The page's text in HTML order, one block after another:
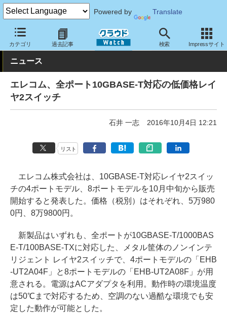
Powered by Translate
カテゴリ 過去記事 検索 Impressサイト
クラウド Watch ネットワーク スイッチ
ニュース
エレコム、全ポート10GBASE-T対応の低価格レイ
ヤ2スイッチ
石井 一志 2016年10月4日 12:21
リスト
エレコム株式会社は、10GBASE-T対応レイヤ2スイッ
チの4ポートモデル、8ポートモデルを10月中旬から販売
開始すると発表した。価格（税別）はそれぞれ、5万980
0円、8万9800円。
新製品はいずれも、全ポートが10GBASE-T/1000BAS
E-T/100BASE-TXに対応した、メタル筐体のノンインテ
リジェント レイヤ2スイッチで、4ポートモデルの「EHB
-UT2A04F」と8ポートモデルの「EHB-UT2A08F」が用
意される。電源はACアダプタを利用。動作時の環境温度
は50℃まで対応するため、空調のない過酷な環境でも安
定した動作が可能とした。